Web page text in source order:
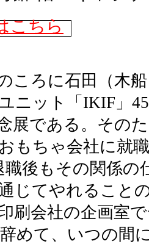
こちら
ころに石田（木
ニット「IKIF」
展である。その
もちゃ会社に就
職後もその関係の
じてやれること
刷会社の企画室
めて、いつの間